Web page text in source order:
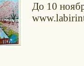
До 10